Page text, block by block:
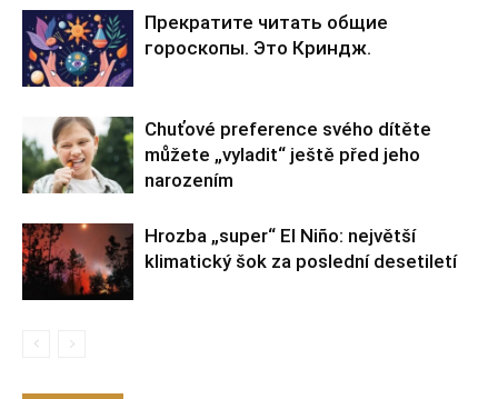
Прекратите читать общие
гороскопы. Это Криндж.
Chuťové preference svého dítěte
můžete „vyladit“ ještě před jeho
narozením
Hrozba „super“ El Niño: největší
klimatický šok za poslední desetiletí